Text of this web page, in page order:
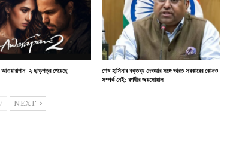
আওয়ারাপান-২ ছাড়পত্র পেয়েছে
শেখ হাসিনার বক্তব্য দেওয়ার সঙ্গে ভারত সরকারের কোনও
সম্পর্ক নেই: রণধীর জয়সোয়াল
NEXT